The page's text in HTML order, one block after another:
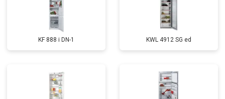
KF 888 i DN-1 KWL 4912 SG ed